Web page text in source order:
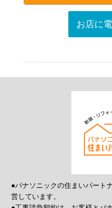
お店に
●パナソニックの住まいパート
営しています。